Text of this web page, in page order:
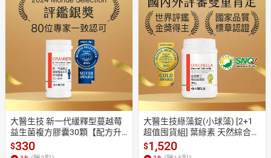
大醫生技 新一代緩釋型蔓越莓
益生菌複方膠囊30顆【配方升
級】【買2送1】私密保養
$330
大醫生技綠藻錠(小球藻) [2+1
超值囤貨組] 葉綠素 天然綜合維
他命 400公克2入贈500錠
$1,520